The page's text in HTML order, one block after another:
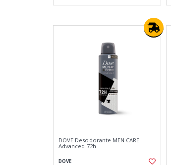
DOVE Desodorante MEN CARE
Advanced 72h
DOVE